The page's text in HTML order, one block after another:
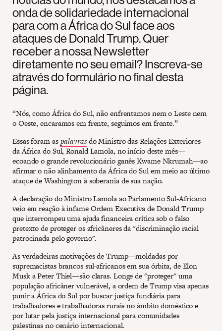
onda de solidariedade internacional
para com a África do Sul face aos
ataques de Donald Trump. Quer
receber a nossa Newsletter
diretamente no seu email? Inscreva-se
através do formulário no final desta
página.
“Nós, como África do Sul, não enfrentamos nem o Leste nem
o Oeste, encaramos em frente, seguimos em frente.”
Essas foram aspalavrasdo Ministro das Relações Exteriores
da África do Sul, Ronald Lamola, no início deste mês—
ecoando o grande revolucionário ganês Kwame Nkrumah—ao
afirmar o não alinhamento da África do Sul em meio ao último
ataque de Washington à soberania de sua nação.
A declaração do Ministro Lamola ao Parlamento Sul-Africano
veio em reação à infame Ordem Executiva de Donald Trump
que interrompeu uma ajuda financeira crítica sob o falso
pretexto de proteger os africâneres da "discriminação racial
patrocinada pelo governo".
As verdadeiras motivações de Trump—moldadas por
supremacistas brancos sul-africanos em sua órbita, de Elon
Musk a Peter Thiel—são claras. Longe de "proteger" uma
população africâner vulnerável, a ordem de Trump visa apenas
punir a África do Sul por buscar justiça fundiária para
trabalhadores e trabalhadoras rurais no âmbito doméstico e
por lutar pela justiça internacional para comunidades
palestinas no cenário internacional.